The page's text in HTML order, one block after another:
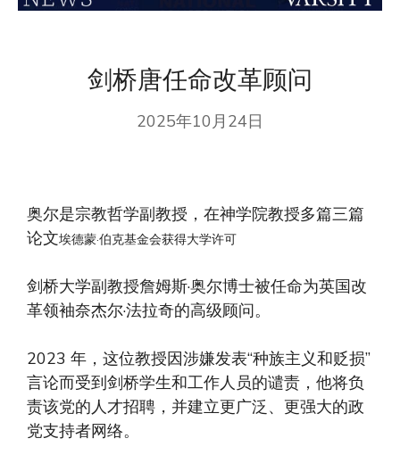
剑桥唐任命改革顾问
2025年10月24日
奥尔是宗教哲学副教授，在神学院教授多篇三篇
论文埃德蒙·伯克基金会获得大学许可
剑桥大学副教授詹姆斯·奥尔博士被任命为英国改
革领袖奈杰尔·法拉奇的高级顾问。
2023 年，这位教授因涉嫌发表“种族主义和贬损”
言论而受到剑桥学生和工作人员的谴责，他将负
责该党的人才招聘，并建立更广泛、更强大的政
党支持者网络。